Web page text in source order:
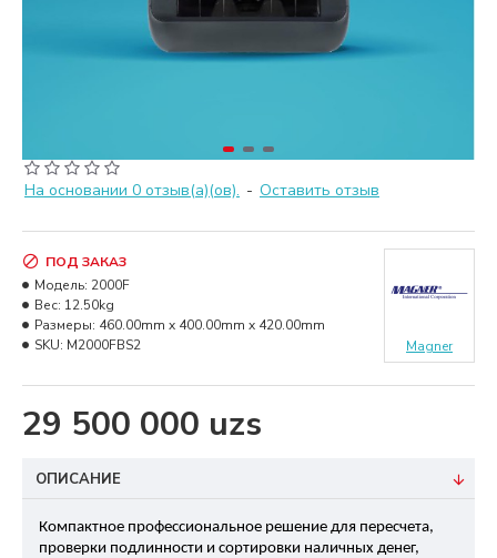
На основании 0 отзыв(а)(ов). - Оставить отзыв
29 500 000 uzs
ПОД ЗАКАЗ
Модель: 2000F
Вес: 12.50kg
Размеры: 460.00mm x 400.00mm x 420.00mm
SKU: M2000FBS2 Magner
ОПИСАНИЕ
Компактное профессиональное решение для пересчета,
проверки подлинности и сортировки наличных денег,